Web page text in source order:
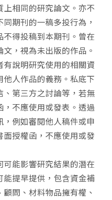
相同的研究論文。亦不
期刊的一稿多投行為，
得投稿到本期刊。曾在
，視為未出版的作品。
有說明研究使用的相關資
人作品的義務。私底下
第三方之討論等，若無
不應使用或發表。透過
例如審閱他人稿件或申
授權函，不應使用或發
可能影響研究結果的潛在
提早提供，包含資金補
問、材料物品擁有權、